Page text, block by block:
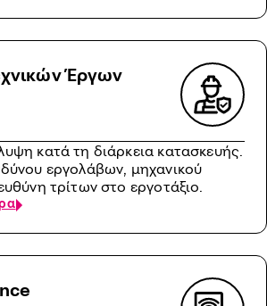
Έργων
κατά τη διάρκεια κατασκευής.
εργολάβων, μηχανικού
τρίτων στο εργοτάξιο.